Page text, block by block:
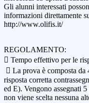
Gli alunni interessati
informazioni direttamente
http://www.olifis.it/
REGOLAMENTO:
 Tempo effettivo per le
 La prova è composta da
risposta corretta
ed E). Vengono assegnati
non viene scelta nessuna